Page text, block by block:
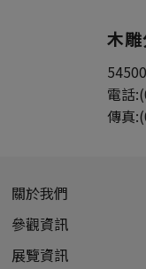
木
電話:
傳真:
關於我們
參觀資訊
展覽資訊